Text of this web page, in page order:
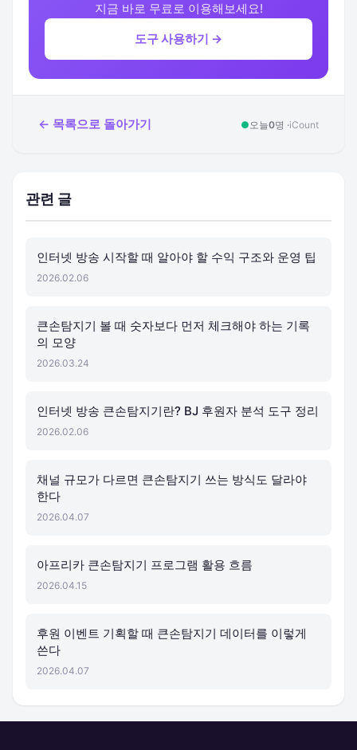
지금 바로 무료로 이용해보세요!
도구 사용하기 →
← 목록으로 돌아가기 ● 오늘0명 ·iCount
관련 글
인터넷 방송 시작할 때 알아야 할 수익 구조와 운영 팁
2026.02.06
큰손탐지기 볼 때 숫자보다 먼저 체크해야 하는 기록
의 모양
2026.03.24
인터넷 방송 큰손탐지기란? BJ 후원자 분석 도구 정리
2026.02.06
채널 규모가 다르면 큰손탐지기 쓰는 방식도 달라야
한다
2026.04.07
아프리카 큰손탐지기 프로그램 활용 흐름
2026.04.15
후원 이벤트 기획할 때 큰손탐지기 데이터를 이렇게
쓴다
2026.04.07